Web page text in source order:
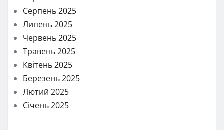
Серпень 2025
Липень 2025
Червень 2025
Травень 2025
Квітень 2025
Березень 2025
Лютий 2025
Січень 2025